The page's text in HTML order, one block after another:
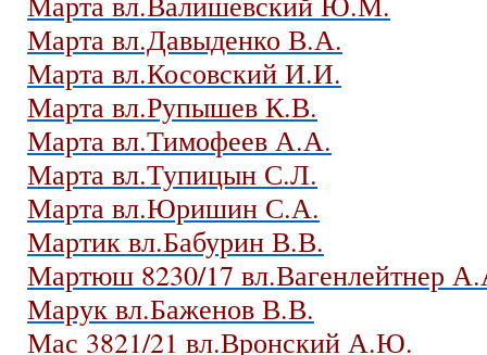
Марта вл.Давыденко В.А.
Марта вл.Косовский И.И.
Марта вл.Рупышев К.В.
Марта вл.Тимофеев А.А.
Марта вл.Тупицын С.Л.
Марта вл.Юришин С.А.
Мартик вл.Бабурин В.В.
Мартюш 8230/17 вл.Вагенлейтнер
Марук вл.Баженов В.В.
Мас 3821/21 вл.Вронский А.Ю.